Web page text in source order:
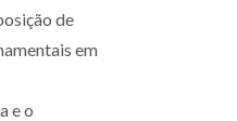
de
em
e o